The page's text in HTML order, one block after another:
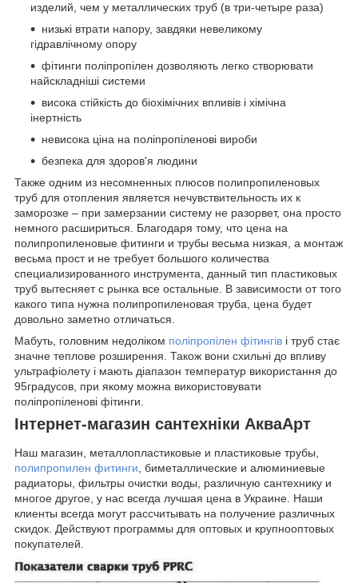
изделий, чем у металлических труб (в три-четыре раза)
низькі втрати напору, завдяки невеликому
гідравлічному опору
фітинги поліпропілен дозволяють легко створювати
найскладніші системи
висока стійкість до біохімічних впливів і хімічна
інертність
невисока ціна на поліпропіленові вироби
безпека для здоров'я людини
Также одним из несомненных плюсов полипропиленовых
труб для отопления является нечувствительность их к
заморозке – при замерзании систему не разорвет, она просто
немного расшириться. Благодаря тому, что цена на
полипропиленовые фитинги и трубы весьма низкая, а монтаж
весьма прост и не требует большого количества
специализированного инструмента, данный тип пластиковых
труб вытесняет с рынка все остальные. В зависимости от того
какого типа нужна полипропиленовая труба, цена будет
довольно заметно отличаться.
Мабуть, головним недоліком поліпропілен фітингів і труб стає
значне теплове розширення. Також вони схильні до впливу
ультрафіолету і мають діапазон температур використання до
95градусов, при якому можна використовувати
поліпропіленові фітинги.
Інтернет-магазин сантехніки АкваАрт
Наш магазин, металлопластиковые и пластиковые трубы,
полипропилен фитинги , биметаллические и алюминиевые
радиаторы, фильтры очистки воды, различную сантехнику и
многое другое, у нас всегда лучшая цена в Украине. Наши
клиенты всегда могут рассчитывать на получение различных
скидок. Действуют программы для оптовых и крупнооптовых
покупателей.